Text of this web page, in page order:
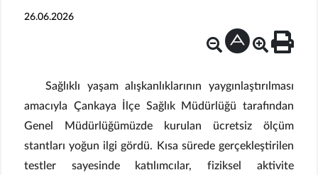
26.06.2026
Sağlıklı yaşam alışkanlıklarının yaygınlaştırılması
amacıyla Çankaya İlçe Sağlık Müdürlüğü tarafından
Genel Müdürlüğümüzde kurulan ücretsiz ölçüm
stantları yoğun ilgi gördü. Kısa sürede gerçekleştirilen
testler sayesinde katılımcılar, fiziksel aktivite